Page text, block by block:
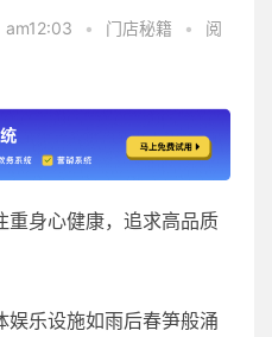
am12:03 • 门店秘籍 •
阅
重身心健康，追求高品质
娱乐设施如雨后春笋般涌